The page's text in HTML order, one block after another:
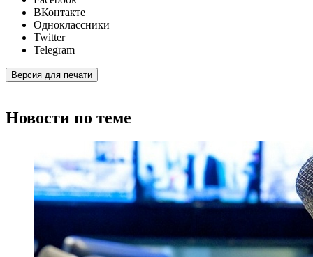
ВКонтакте
Одноклассники
Twitter
Telegram
Версия для печати
Новости по теме